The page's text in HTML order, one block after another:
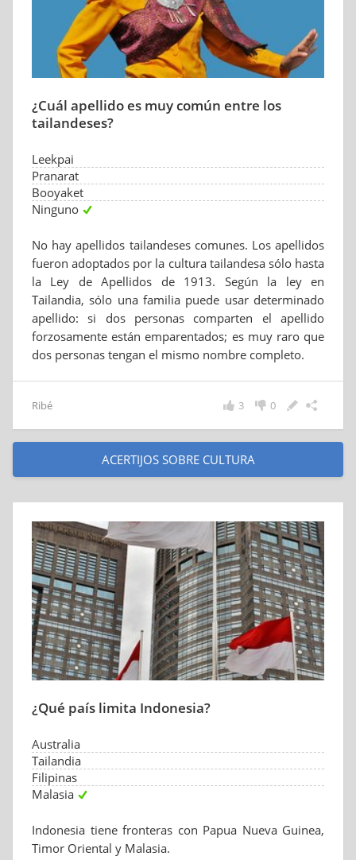
¿Cuál apellido es muy común entre los
tailandeses?
Leekpai
Pranarat
Booyaket
Ninguno
No hay apellidos tailandeses comunes. Los apellidos
fueron adoptados por la cultura tailandesa sólo hasta
la Ley de Apellidos de 1913. Según la ley en
Tailandia, sólo una familia puede usar determinado
apellido: si dos personas comparten el apellido
forzosamente están emparentados; es muy raro que
dos personas tengan el mismo nombre completo.
Ribé 0
3
ACERTIJOS SOBRE CULTURA
¿Qué país limita Indonesia?
Australia
Tailandia
Filipinas
Malasia
Indonesia tiene fronteras con Papua Nueva Guinea,
Timor Oriental y Malasia.